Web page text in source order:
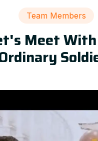
Team Members
Meet